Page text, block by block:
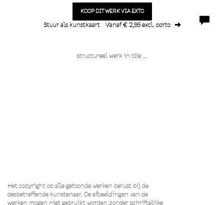
KOOP DIT WERK VIA EXTO
Stuur als kunstkaart Vanaf € 2,95 excl. porto
structureel werk in olie ...
Het copyright op alle getoonde werken berust bij de
desbetreffende kunstenaar. De afbeeldingen van de
werken mogen niet gebruikt worden zonder schriftelijke